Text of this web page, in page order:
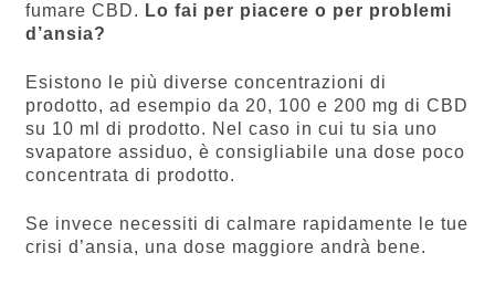
fumare CBD. Lo fai per piacere o per problemi
d’ansia?
Esistono le più diverse concentrazioni di
prodotto, ad esempio da 20, 100 e 200 mg di CBD
su 10 ml di prodotto. Nel caso in cui tu sia uno
svapatore assiduo, è consigliabile una dose poco
concentrata di prodotto.
Se invece necessiti di calmare rapidamente le tue
crisi d’ansia, una dose maggiore andrà bene.